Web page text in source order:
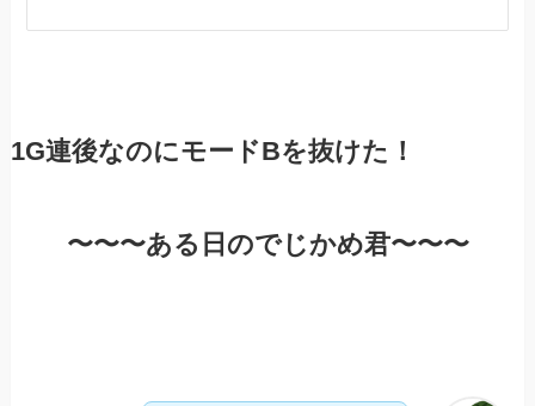
1G連後なのにモードBを抜けた！
〜〜〜ある日のでじかめ君〜〜〜